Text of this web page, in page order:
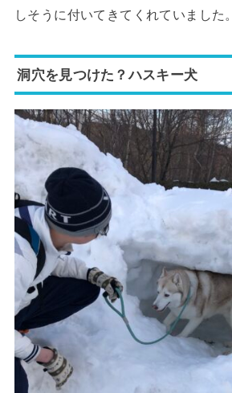
しそうに付いてきてくれていました。
洞穴を見つけた？ハスキー犬